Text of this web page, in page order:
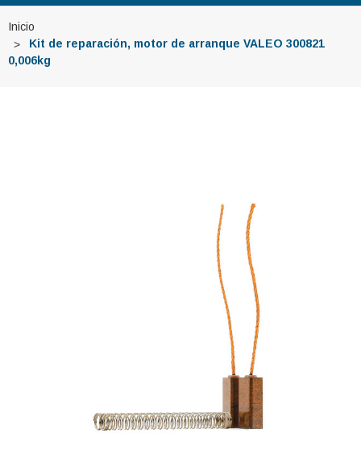
Inicio
Kit de reparación, motor de arranque VALEO 300821
0,006kg